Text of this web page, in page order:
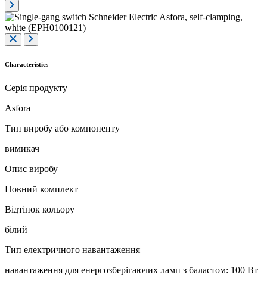
Characteristics
Серія продукту
Asfora
Тип виробу або компоненту
вимикач
Опис виробу
Повний комплект
Відтінок кольору
білий
Тип електричного навантаження
навантаження для енергозберігаючих ламп з баластом: 100 Вт